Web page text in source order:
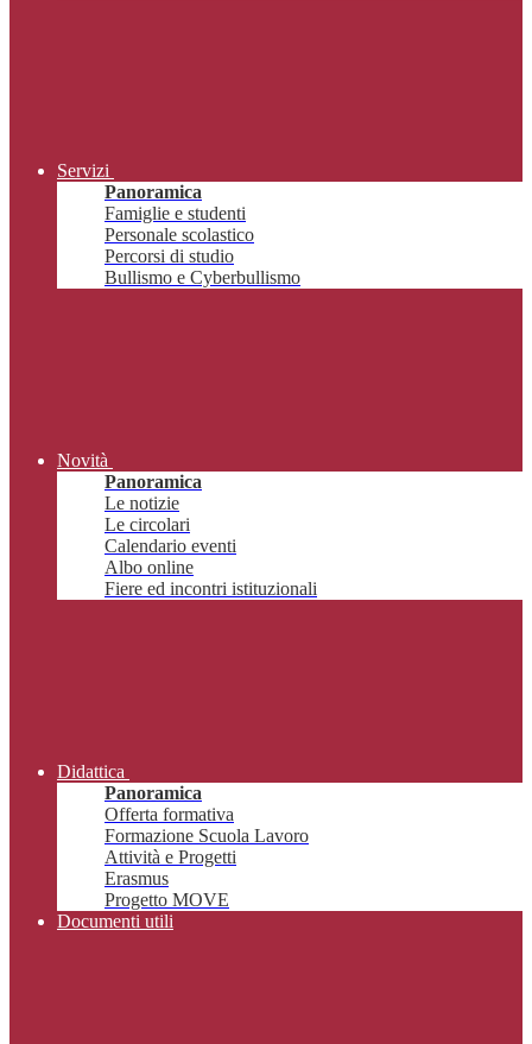
Servizi
Panoramica
Famiglie e studenti
Personale scolastico
Percorsi di studio
Bullismo e Cyberbullismo
Novità
Panoramica
Le notizie
Le circolari
Calendario eventi
Albo online
Fiere ed incontri istituzionali
Didattica
Panoramica
Offerta formativa
Formazione Scuola Lavoro
Attività e Progetti
Erasmus
Progetto MOVE
Documenti utili